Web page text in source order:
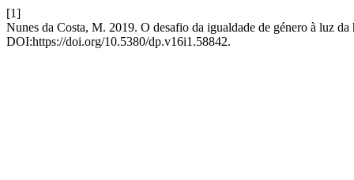
[1]
Nunes da Costa, M. 2019. O desafio da igualdade de género à luz
DOI:https://doi.org/10.5380/dp.v16i1.58842.